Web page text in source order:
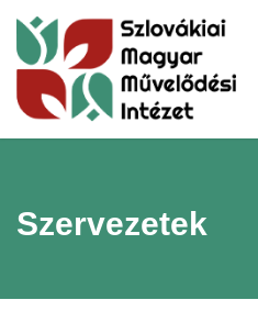
Szervezetek